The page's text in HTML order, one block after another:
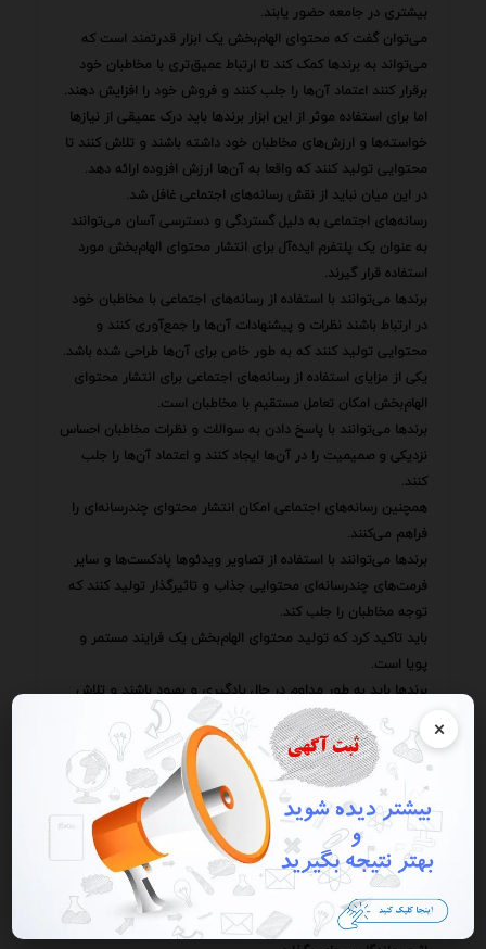
×
بیشتری در جامعه حضور یابند.
می‌توان گفت که محتوای الهام‌بخش یک ابزار قدرتمند است که
می‌تواند به برندها کمک کند تا ارتباط عمیق‌تری با مخاطبان خود
برقرار کنند اعتماد آن‌ها را جلب کنند و فروش خود را افزایش دهند.
اما برای استفاده موثر از این ابزار برندها باید درک عمیقی از نیازها
خواسته‌ها و ارزش‌های مخاطبان خود داشته باشند و تلاش کنند تا
محتوایی تولید کنند که واقعا به آن‌ها ارزش افزوده ارائه دهد.
در این میان نباید از نقش رسانه‌های اجتماعی غافل شد.
رسانه‌های اجتماعی به دلیل گستردگی و دسترسی آسان می‌توانند
به عنوان یک پلتفرم ایده‌آل برای انتشار محتوای الهام‌بخش مورد
استفاده قرار گیرند.
برندها می‌توانند با استفاده از رسانه‌های اجتماعی با مخاطبان خود
در ارتباط باشند نظرات و پیشنهادات آن‌ها را جمع‌آوری کنند و
محتوایی تولید کنند که به طور خاص برای آن‌ها طراحی شده باشد.
یکی از مزایای استفاده از رسانه‌های اجتماعی برای انتشار محتوای
الهام‌بخش امکان تعامل مستقیم با مخاطبان است.
برندها می‌توانند با پاسخ دادن به سوالات و نظرات مخاطبان احساس
نزدیکی و صمیمیت را در آن‌ها ایجاد کنند و اعتماد آن‌ها را جلب
کنند.
همچنین رسانه‌های اجتماعی امکان انتشار محتوای چندرسانه‌ای را
فراهم می‌کنند.
برندها می‌توانند با استفاده از تصاویر ویدئوها پادکست‌ها و سایر
فرمت‌های چندرسانه‌ای محتوایی جذاب و تاثیرگذار تولید کنند که
توجه مخاطبان را جلب کند.
باید تاکید کرد که تولید محتوای الهام‌بخش یک فرایند مستمر و
پویا است.
برندها باید به طور مداوم در حال یادگیری و بهبود باشند و تلاش
کنند تا محتوایی تولید کنند که با نیازها و خواسته‌های در حال
تغییر مخاطبان همخوانی داشته باشد.
با این رویکرد برندها می‌توانند از قدرت محتوای الهام‌بخش برای
دستیابی به موفقیت پرتلاطم بهره‌مند شوند.
در عصری که تبلیغات به بخشی جدایی‌ناپذیر از زندگی روزمره تبدیل
شده ایجاد تمایز و جلب توجه مخاطب نیازمند رویکردهای خلاقانه و
هوشمندانه است.
در این میان محتوای الهام‌بخش با تکیه بر احساسات ارزش‌ها و
آرزوهای انسانی می‌تواند پلی میان برند و مخاطب ایجاد کند و